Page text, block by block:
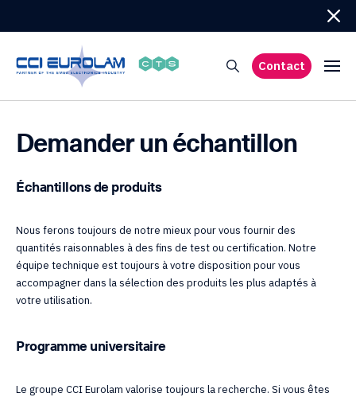
Contact
Demander un échantillon
Échantillons de produits
Nous ferons toujours de notre mieux pour vous fournir des
quantités raisonnables à des fins de test ou certification. Notre
équipe technique est toujours à votre disposition pour vous
accompagner dans la sélection des produits les plus adaptés à
votre utilisation.
Programme universitaire
Le groupe CCI Eurolam valorise toujours la recherche. Si vous êtes